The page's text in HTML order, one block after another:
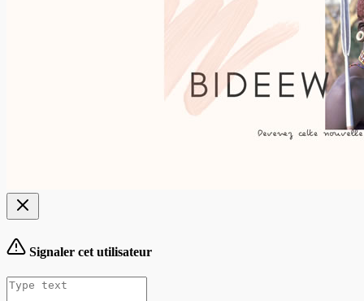
Signaler cet utilisateur